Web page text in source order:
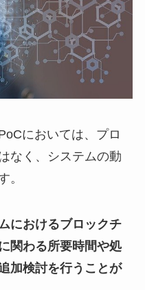
においては、プロ
なく、システムの動
。
におけるブロックチ
関わる所要時間や処
加検討を行うことが